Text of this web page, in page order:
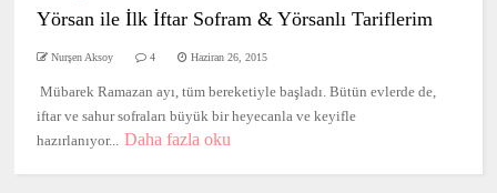
Yörsan ile İlk İftar Sofram & Yörsanlı Tariflerim
Nurşen Aksoy 4 Haziran 26, 2015
Mübarek Ramazan ayı, tüm bereketiyle başladı. Bütün evlerde de,
iftar ve sahur sofraları büyük bir heyecanla ve keyifle
hazırlanıyor... Daha fazla oku